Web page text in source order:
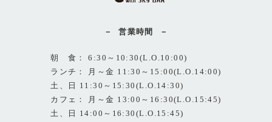
営業時間
朝 食： 6:30～10:30(L.O.10:00)
ランチ： 月～金 11:30～15:00(L.O.14:00)
土、日 11:30～15:30(L.O.14:30)
カフェ： 月～金 13:00～16:30(L.O.15:45)
土、日 14:00～16:30(L.O.15:45)